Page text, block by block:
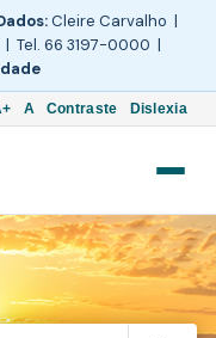
Cleire Carvalho |
| Tel. 66 3197-0000 |
A Contraste Dislexia